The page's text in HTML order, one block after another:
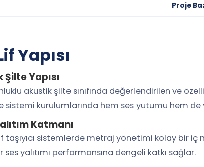
Proje
Yapısı
Yapısı
akustik şilte sınıfında değerlendirilen ve
kurulumlarında hem ses yutumu hem de
Katmanı
sistemlerde metraj yönetimi kolay bir
yalıtımı performansına dengeli katkı sağlar.